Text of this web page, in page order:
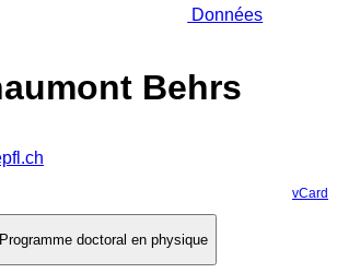
Données
Behrs
vCard
Programme doctoral en physique